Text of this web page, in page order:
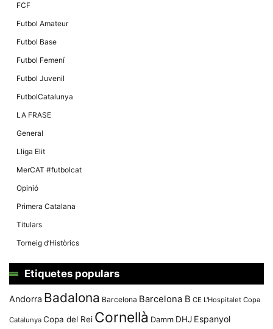
FCF
Futbol Amateur
Futbol Base
Futbol Femení
Futbol Juvenil
FutbolCatalunya
LA FRASE
General
Lliga Elit
MerCAT #futbolcat
Opinió
Primera Catalana
Titulars
Torneig d’Històrics
Etiquetes populars
Andorra Badalona Barcelona Barcelona B CE L'Hospitalet Copa
Catalunya Copa del Rei Cornellà Damm DHJ Espanyol